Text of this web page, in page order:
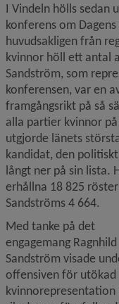
I Vindeln hölls sedan
konferens om
huvudsakligen från
kvinnor höll ett antal
Sandström, som
konferensen, var en
framgångsrikt på så
alla partier kvinnor
utgjorde länets
kandidat, den
långt ner på sin lista.
erhållna 18 825
Sandströms 4 664.
Med tanke på det
engagemang Ragnhild
Sandström visade
offensiven för utökad
kvinnorepresentation